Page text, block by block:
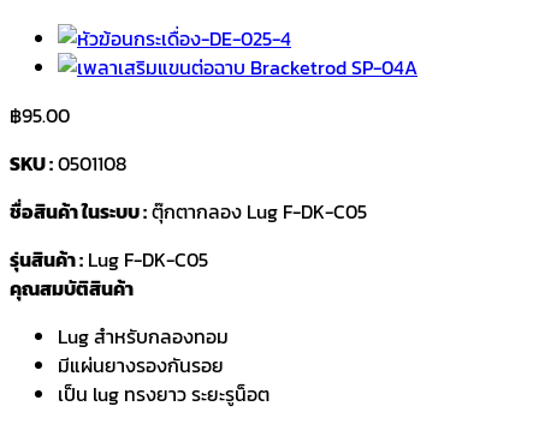
฿95.00
SKU :0501108
ชื่อสินค้า ในระบบ :ตุ๊กตากลอง Lug F-DK-C05
รุ่นสินค้า : Lug F-DK-C05
คุณสมบัติสินค้า
Lug สำหรับกลองทอม
มีแผ่นยางรองกันรอย
เป็น lug ทรงยาว ระยะรูน็อต